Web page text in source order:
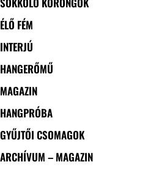
ÉLŐ FÉM
INTERJÚ
HANGERŐMŰ
MAGAZIN
HANGPRÓBA
GYŰJTŐI CSOMAGOK
ARCHÍVUM – MAGAZIN